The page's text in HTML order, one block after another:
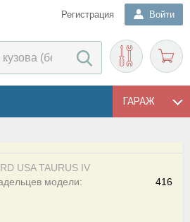
Регистрация Войти
ГАРАЖ
USA TAURUS IV
416
модели: